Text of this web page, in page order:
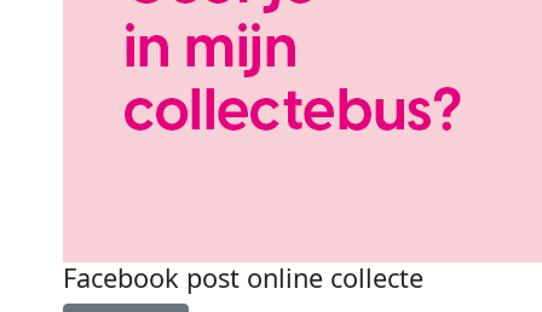
Facebook post online collecte